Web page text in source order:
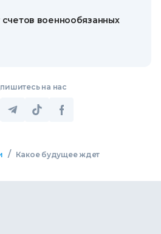
военнообязанных
на нас
/
Какое будущее ждет